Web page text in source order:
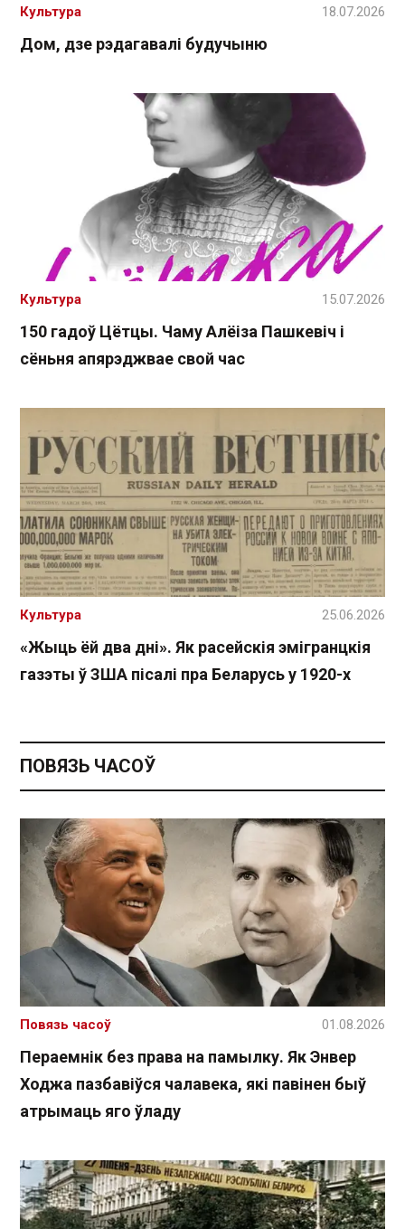
Дом, дзе рэдагавалі будучыню
Культура 18.07.2026
150 гадоў Цётцы. Чаму Алёіза Пашкевіч і
сёньня апярэджвае свой час
Культура 15.07.2026
«Жыць ёй два дні». Як расейскія эмігранцкія
газэты ў ЗША пісалі пра Беларусь у 1920-х
Культура 25.06.2026
ПОВЯЗЬ ЧАСОЎ
Пераемнік без права на памылку. Як Энвер
Ходжа пазбавіўся чалавека, які павінен быў
атрымаць яго ўладу
Повязь часоў 01.08.2026